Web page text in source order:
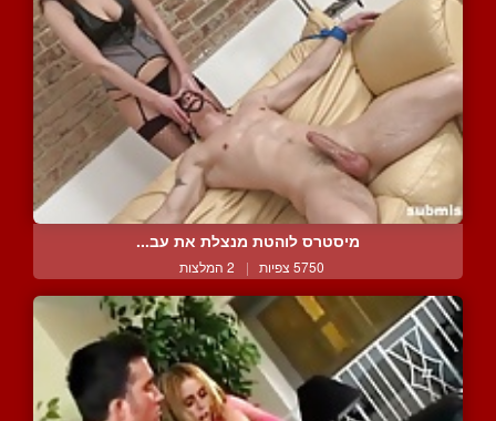
מיסטרס לוהטת מנצלת את עב...
5750 צפיות | 2 המלצות